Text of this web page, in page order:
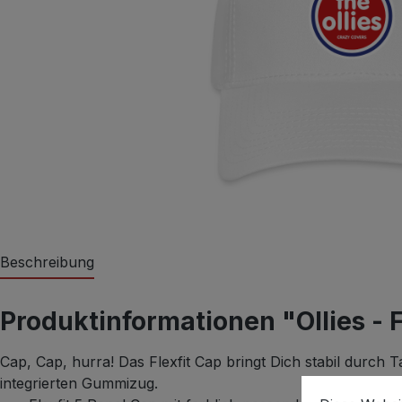
Beschreibung
Produktinformationen "Ollies -
Cap, Cap, hurra! Das Flexfit Cap bringt Dich stabil durch
integrierten Gummizug.